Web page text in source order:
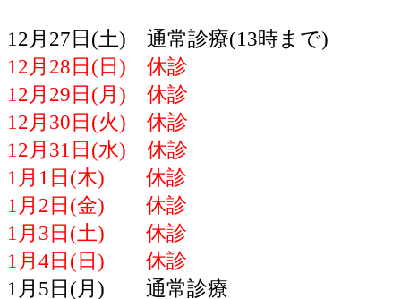
12月27日(土) 通常診療(13時まで)
12月28日(日) 休診
12月29日(月) 休診
12月30日(火) 休診
12月31日(水) 休診
1月1日(木) 休診
1月2日(金) 休診
1月3日(土) 休診
1月4日(日) 休診
1月5日(月) 通常診療